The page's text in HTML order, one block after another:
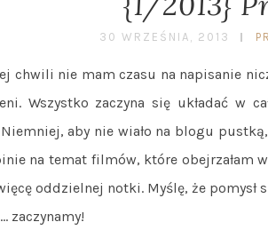
30 WRZEŚNIA, 2013
chwili nie mam czasu na napisanie
Wszystko zaczyna się układać w
aby nie wiało na blogu
na temat filmów, które obejrzałam
oddzielnej notki. Myślę, że pomysł
zaczynamy!